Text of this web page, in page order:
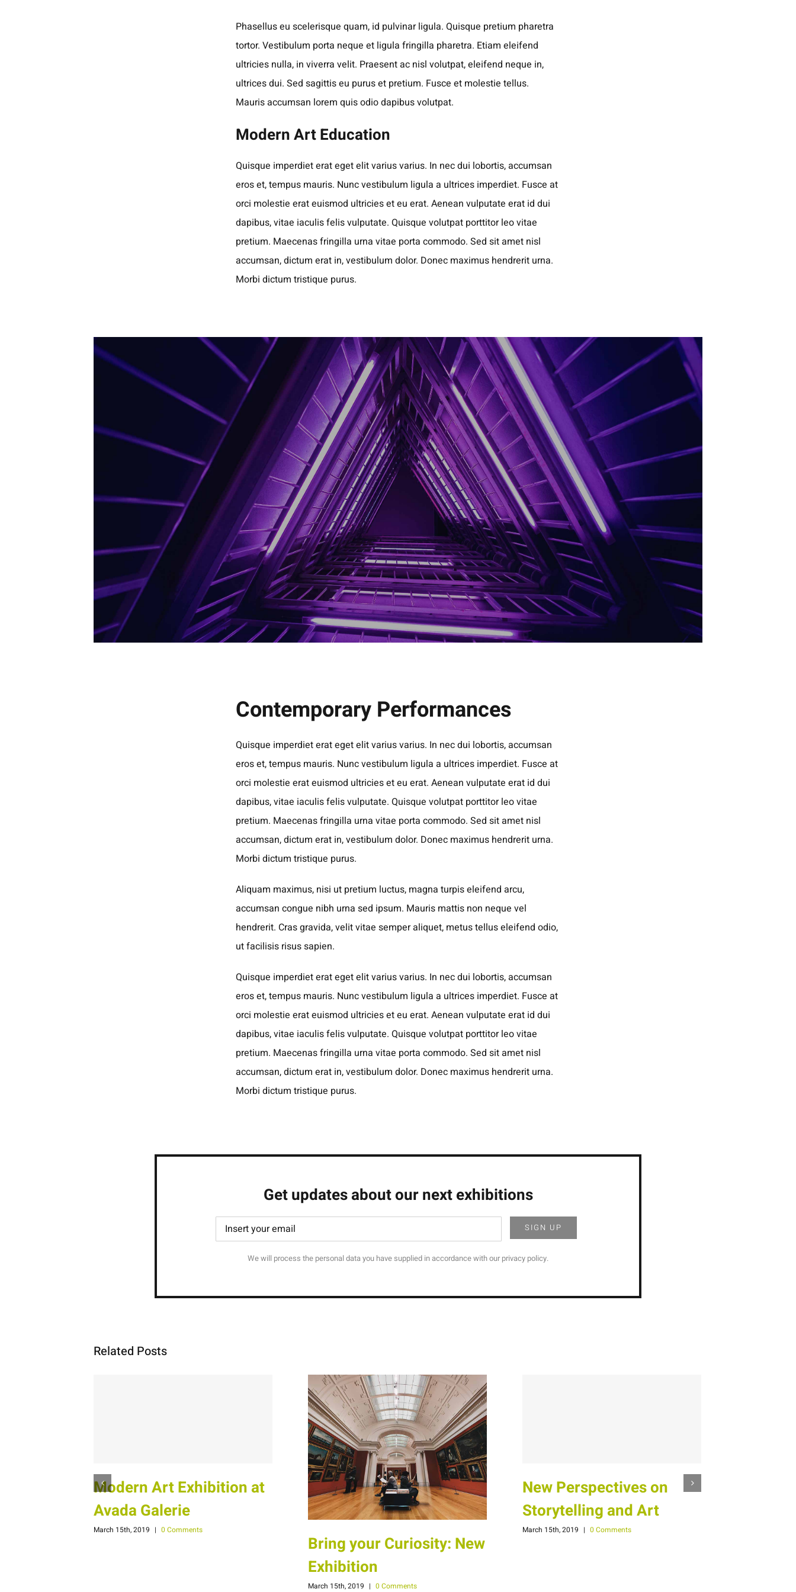
Phasellus eu scelerisque quam, id pulvinar ligula. Quisque pretium pharetra
tortor. Vestibulum porta neque et ligula fringilla pharetra. Etiam eleifend
ultricies nulla, in viverra velit. Praesent ac nisl volutpat, eleifend neque in,
ultrices dui. Sed sagittis eu purus et pretium. Fusce et molestie tellus.
Mauris accumsan lorem quis odio dapibus volutpat.
Modern Art Education
Quisque imperdiet erat eget elit varius varius. In nec dui lobortis, accumsan
eros et, tempus mauris. Nunc vestibulum ligula a ultrices imperdiet. Fusce at
orci molestie erat euismod ultricies et eu erat. Aenean vulputate erat id dui
dapibus, vitae iaculis felis vulputate. Quisque volutpat porttitor leo vitae
pretium. Maecenas fringilla urna vitae porta commodo. Sed sit amet nisl
accumsan, dictum erat in, vestibulum dolor. Donec maximus hendrerit urna.
Morbi dictum tristique purus.
Contemporary Performances
Quisque imperdiet erat eget elit varius varius. In nec dui lobortis, accumsan
eros et, tempus mauris. Nunc vestibulum ligula a ultrices imperdiet. Fusce at
orci molestie erat euismod ultricies et eu erat. Aenean vulputate erat id dui
dapibus, vitae iaculis felis vulputate. Quisque volutpat porttitor leo vitae
pretium. Maecenas fringilla urna vitae porta commodo. Sed sit amet nisl
accumsan, dictum erat in, vestibulum dolor. Donec maximus hendrerit urna.
Morbi dictum tristique purus.
Aliquam maximus, nisi ut pretium luctus, magna turpis eleifend arcu,
accumsan congue nibh urna sed ipsum. Mauris mattis non neque vel
hendrerit. Cras gravida, velit vitae semper aliquet, metus tellus eleifend odio,
ut facilisis risus sapien.
Quisque imperdiet erat eget elit varius varius. In nec dui lobortis, accumsan
eros et, tempus mauris. Nunc vestibulum ligula a ultrices imperdiet. Fusce at
orci molestie erat euismod ultricies et eu erat. Aenean vulputate erat id dui
dapibus, vitae iaculis felis vulputate. Quisque volutpat porttitor leo vitae
pretium. Maecenas fringilla urna vitae porta commodo. Sed sit amet nisl
accumsan, dictum erat in, vestibulum dolor. Donec maximus hendrerit urna.
Morbi dictum tristique purus.
Get updates about our next exhibitions
We will process the personal data you have supplied in accordance with our privacy policy.
Related Posts
Modern Art Exhibition at
Avada Galerie
March 15th, 2019 | 0 Comments
Bring your Curiosity: New
Exhibition
March 15th, 2019 | 0 Comments
New Perspectives on
Storytelling and Art
March 15th, 2019 | 0 Comments